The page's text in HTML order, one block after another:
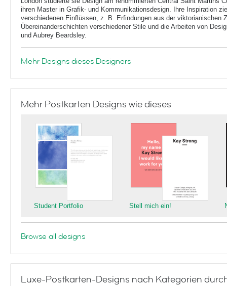
ihren Master in Grafik- und Kommunikationsdesign. Ihre Inspiration
verschiedenen Einflüssen, z. B. Erfindungen aus der viktorianischen
Übereinanderschichten verschiedener Stile und die Arbeiten von
und Aubrey Beardsley.
Mehr Designs dieses Designers
Mehr Postkarten Designs wie dieses
Student Portfolio Stell mich ein!
Browse all designs
Luxe-Postkarten-Designs nach Kategorien